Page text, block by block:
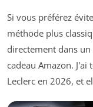
Si vous préférez
méthode plus
directement dans
cadeau Amazon.
Leclerc en 2026, et